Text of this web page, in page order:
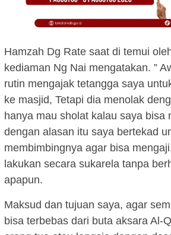
Hamzah Dg Rate saat di temui
kediaman Ng Nai mengatakan. ”
rutin mengajak tetangga saya
ke masjid, Tetapi dia menolak
hanya mau sholat kalau saya bisa
dengan alasan itu saya bertekad
membimbingnya agar bisa
lakukan secara sukarela tanpa
apapun.
Maksud dan tujuan saya, agar
bisa terbebas dari buta aksara Al-